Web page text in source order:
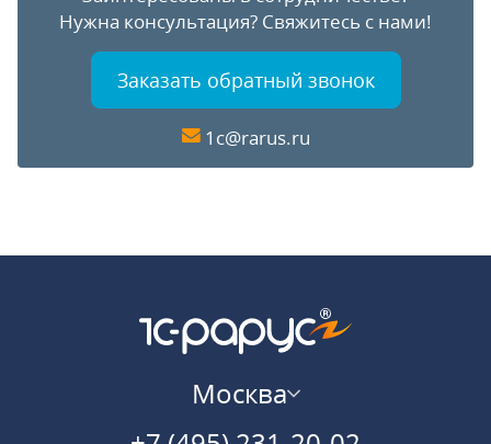
Нужна консультация? Свяжитесь с нами!
Заказать обратный звонок
1c@rarus.ru
Москва